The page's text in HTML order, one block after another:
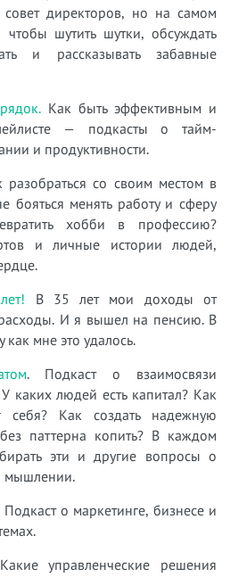
директоров, но на самом
чтобы шутить шутки, обсуждать
и рассказывать забавные
Как быть эффективным и
— подкасты о тайм-
и продуктивности.
разобраться со своим местом в
бояться менять работу и сферу
хобби в профессию?
и личные истории людей,
В 35 лет мои доходы от
И я вышел на пенсию. В
как мне это удалось.
. Подкаст о взаимосвязи
каких людей есть капитал? Как
себя? Как создать надежную
паттерна копить? В каждом
эти и другие вопросы о
мышлении.
Подкаст о маркетинге, бизнесе и
управленческие решения